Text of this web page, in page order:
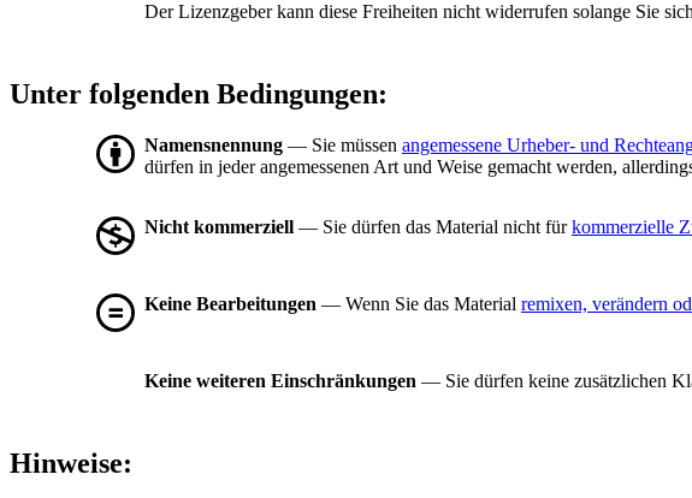
Der Lizenzgeber kann diese Freiheiten nicht widerrufen solange Sie
Unter folgenden Bedingungen:
Namensnennung — Sie müssen angemessene Urheber- und
dürfen in jeder angemessenen Art und Weise gemacht werden,
Nicht kommerziell — Sie dürfen das Material nicht fürkommerzielle
Keine Bearbeitungen — Wenn Sie das Material remixen, verändern
Keine weiteren Einschränkungen — Sie dürfen keine zusätzlichen
Hinweise: